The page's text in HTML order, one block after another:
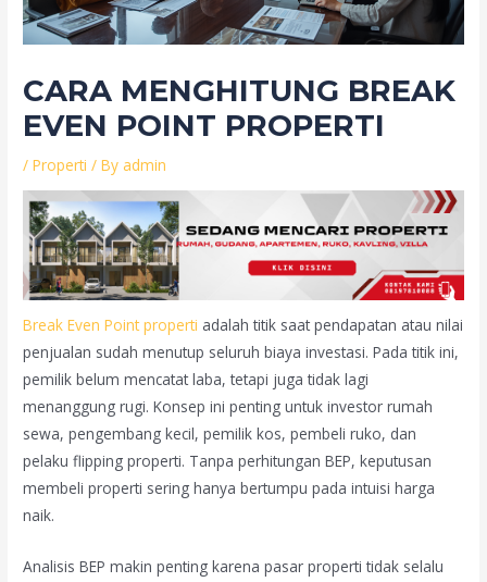
CARA MENGHITUNG BREAK
EVEN POINT PROPERTI
/Properti / By admin
Break Even Point properti adalah titik saat pendapatan atau nilai
penjualan sudah menutup seluruh biaya investasi. Pada titik ini,
pemilik belum mencatat laba, tetapi juga tidak lagi
menanggung rugi. Konsep ini penting untuk investor rumah
sewa, pengembang kecil, pemilik kos, pembeli ruko, dan
pelaku flipping properti. Tanpa perhitungan BEP, keputusan
membeli properti sering hanya bertumpu pada intuisi harga
naik.
Analisis BEP makin penting karena pasar properti tidak selalu